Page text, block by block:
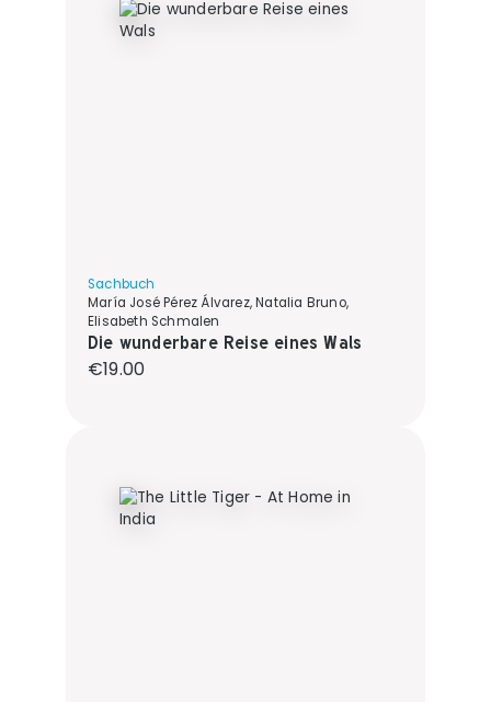
Sachbuch
María José Pérez Álvarez, Natalia Bruno,
Elisabeth Schmalen
Die wunderbare Reise eines Wals
Regular price:
€19.00